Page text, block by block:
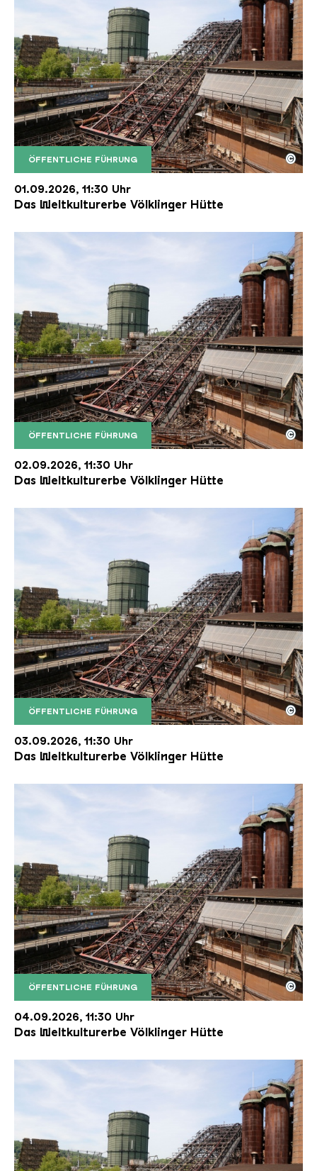
ÖFFENTLICHE FÜHRUNG
Der Erzschrägaufzug der Völklinger Hütte mit
Copyright: Weltkulturerbe Völklinger Hütte | Karl
©
01.09.2026, 11:30 Uhr
Das Weltkulturerbe Völklinger Hütte
ÖFFENTLICHE FÜHRUNG
Der Erzschrägaufzug der Völklinger Hütte mit
Copyright: Weltkulturerbe Völklinger Hütte | Karl
©
02.09.2026, 11:30 Uhr
Das Weltkulturerbe Völklinger Hütte
ÖFFENTLICHE FÜHRUNG
Der Erzschrägaufzug der Völklinger Hütte mit
Copyright: Weltkulturerbe Völklinger Hütte | Karl
©
03.09.2026, 11:30 Uhr
Das Weltkulturerbe Völklinger Hütte
ÖFFENTLICHE FÜHRUNG
Der Erzschrägaufzug der Völklinger Hütte mit
Copyright: Weltkulturerbe Völklinger Hütte | Karl
©
04.09.2026, 11:30 Uhr
Das Weltkulturerbe Völklinger Hütte